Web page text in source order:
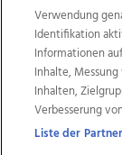
Weitere
TV1
Life Radio
OÖN Karriere
Verwendung
Identifikation
Informationen
Inhalte,
Inhalten,
Verbesserung
Liste der